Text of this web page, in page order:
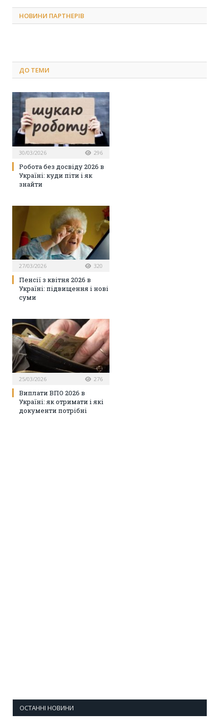
НОВИНИ ПАРТНЕРІВ
ДО ТЕМИ
30/03/2026 296
Робота без досвіду 2026 в
Україні: куди піти і як
знайти
27/03/2026 320
Пенсії з квітня 2026 в
Україні: підвищення і нові
суми
25/03/2026 276
Виплати ВПО 2026 в
Україні: як отримати і які
документи потрібні
ОСТАННІ НОВИНИ